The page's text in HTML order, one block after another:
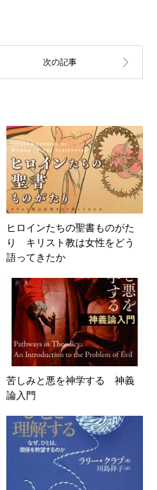
ヒロインたちの聖書ものがた
り キリスト教は女性をどう
語ってきたか
苦しみと悪を神学する 神義
論入門